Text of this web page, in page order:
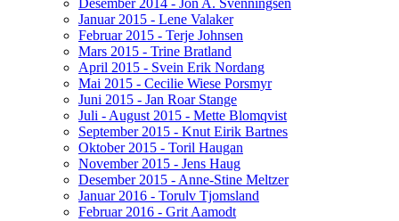
Januar 2015 - Lene Valaker
Februar 2015 - Terje Johnsen
Mars 2015 - Trine Bratland
April 2015 - Svein Erik Nordang
Mai 2015 - Cecilie Wiese Porsmyr
Juni 2015 - Jan Roar Stange
Juli - August 2015 - Mette Blomqvist
September 2015 - Knut Eirik Bartnes
Oktober 2015 - Toril Haugan
November 2015 - Jens Haug
Desember 2015 - Anne-Stine Meltzer
Januar 2016 - Torulv Tjomsland
Februar 2016 - Grit Aamodt